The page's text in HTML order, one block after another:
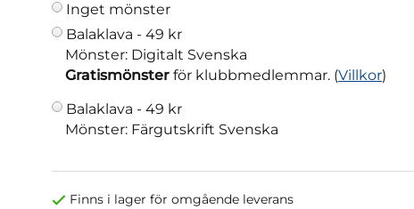
Inget mönster
Balaklava - 49 kr
Mönster: Digitalt Svenska
Gratismönster för klubbmedlemmar. (Villkor)
Balaklava - 49 kr
Mönster: Färgutskrift Svenska
Finns i lager för omgående leverans